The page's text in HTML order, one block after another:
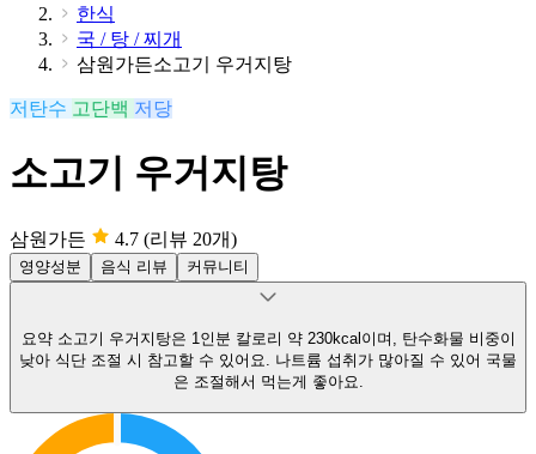
한식
국 / 탕 / 찌개
삼원가든소고기 우거지탕
저탄수 고단백 저당
소고기 우거지탕
삼원가든 4.7 (리뷰 20개)
영양성분 음식 리뷰 커뮤니티
요약 소고기 우거지탕은 1인분 칼로리 약 230kcal이며, 탄수화물 비중이
낮아 식단 조절 시 참고할 수 있어요. 나트륨 섭취가 많아질 수 있어 국물
은 조절해서 먹는게 좋아요.